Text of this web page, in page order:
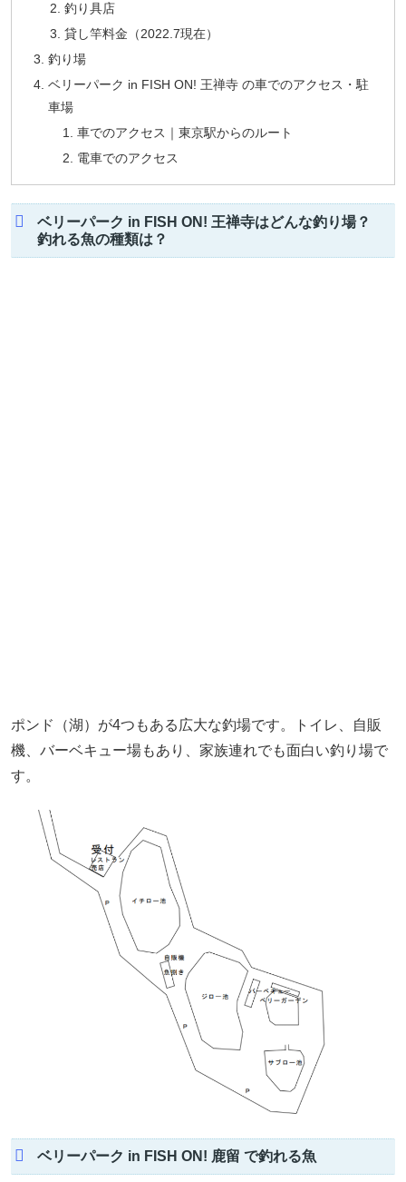
釣り具店
貸し竿料金（2022.7現在）
釣り場
ベリーパーク in FISH ON! 王禅寺 の車でのアクセス・駐
車場
車でのアクセス｜東京駅からのルート
電車でのアクセス
ベリーパーク in FISH ON! 王禅寺はどんな釣り場？
釣れる魚の種類は？
ポンド（湖）が4つもある広大な釣場です。トイレ、自販
機、バーベキュー場もあり、家族連れでも面白い釣り場で
す。
ベリーパーク in FISH ON! 鹿留 で釣れる魚